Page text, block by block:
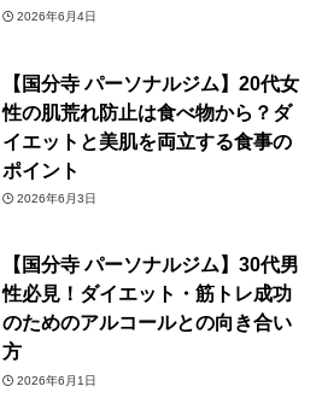
2026年6月4日
【国分寺 パーソナルジム】20代女
性の肌荒れ防止は食べ物から？ダ
イエットと美肌を両立する食事の
ポイント
2026年6月3日
【国分寺 パーソナルジム】30代男
性必見！ダイエット・筋トレ成功
のためのアルコールとの向き合い
方
2026年6月1日